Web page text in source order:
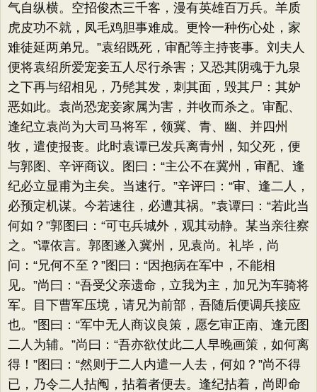
气自纵横。空招俊杰三千客，漫有英雄百万兵。羊质
虎皮功不就，凤毛鸡胆事难成。更怜一种伤心处，家
难徒延两弟兄。”袁绍既死，审配等主持丧事。刘夫人
便将袁绍所爱宠妾五人尽行杀害；又恐其阴魂于九泉
之下再与绍相见，乃髡其发，刺其面，毁其尸：其妒
恶如此。袁尚恐宠妾家属为害，并收而杀之。审配、
逢纪立袁尚为大司马将军，领冀、青、幽、并四州
牧，遣使报丧。此时袁谭已发兵离青州，知父死，便
与郭图、辛评商议。图曰：“主公不在冀州，审配、逢
纪必立显甫为主矣。当速行。”辛评曰：“审、逢二人，
必预定机谋。今若速往，必遭其祸。”袁谭曰：“若此当
何如？”郭图曰：“可屯兵城外，观其动静。某当亲往察
之。”谭依言。郭图遂入冀州，见袁尚。礼毕，尚
问：“兄何不至？”图曰：“因抱病在军中，不能相
见。”尚曰：“吾受父亲遗命，立我为主，加兄为车骑将
军。目下曹军压境，请兄为前部，吾随后便调兵接应
也。”图曰：“军中无人商议良策，愿乞审正南、逢元图
二人为辅。”尚曰：“吾亦欲仗此二人早晚画策，如何离
得！”图曰：“然则于二人内遣一人去，何如？”尚不得
已，乃令二人拈阄，拈着者便去。逢纪拈着，尚即命